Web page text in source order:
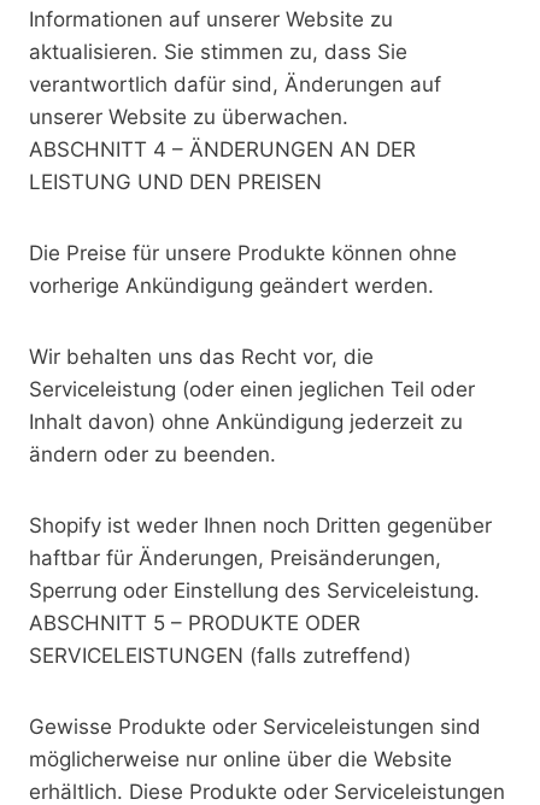
Informationen auf unserer Website zu
aktualisieren. Sie stimmen zu, dass Sie
verantwortlich dafür sind, Änderungen auf
unserer Website zu überwachen.
ABSCHNITT 4 – ÄNDERUNGEN AN DER
LEISTUNG UND DEN PREISEN
Die Preise für unsere Produkte können ohne
vorherige Ankündigung geändert werden.
Wir behalten uns das Recht vor, die
Serviceleistung (oder einen jeglichen Teil oder
Inhalt davon) ohne Ankündigung jederzeit zu
ändern oder zu beenden.
Shopify ist weder Ihnen noch Dritten gegenüber
haftbar für Änderungen, Preisänderungen,
Sperrung oder Einstellung des Serviceleistung.
ABSCHNITT 5 – PRODUKTE ODER
SERVICELEISTUNGEN (falls zutreffend)
Gewisse Produkte oder Serviceleistungen sind
möglicherweise nur online über die Website
erhältlich. Diese Produkte oder Serviceleistungen